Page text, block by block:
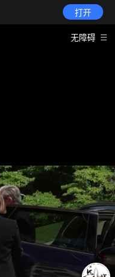
打开
无障碍